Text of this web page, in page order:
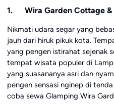
1. Wira Garden Cottage &
Nikmati udara segar yang
jauh dari hiruk pikuk kota.
yang pengen istirahat sejenak
tempat wisata populer di
yang suasananya asri dan
pengen sensasi nginep di
coba sewa Glamping Wira